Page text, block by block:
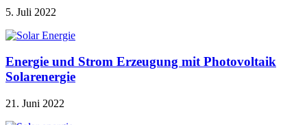
5. Juli 2022
Energie und Strom Erzeugung mit Photovoltaik
Solarenergie
21. Juni 2022